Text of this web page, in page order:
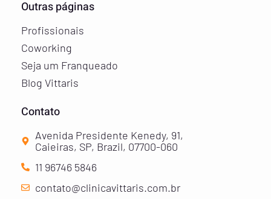
Outras páginas
Profissionais
Coworking
Seja um Franqueado
Blog Vittaris
Contato
Avenida Presidente Kenedy, 91,
Caieiras, SP, Brazil, 07700-060
11 96746 5846
contato@clinicavittaris.com.br